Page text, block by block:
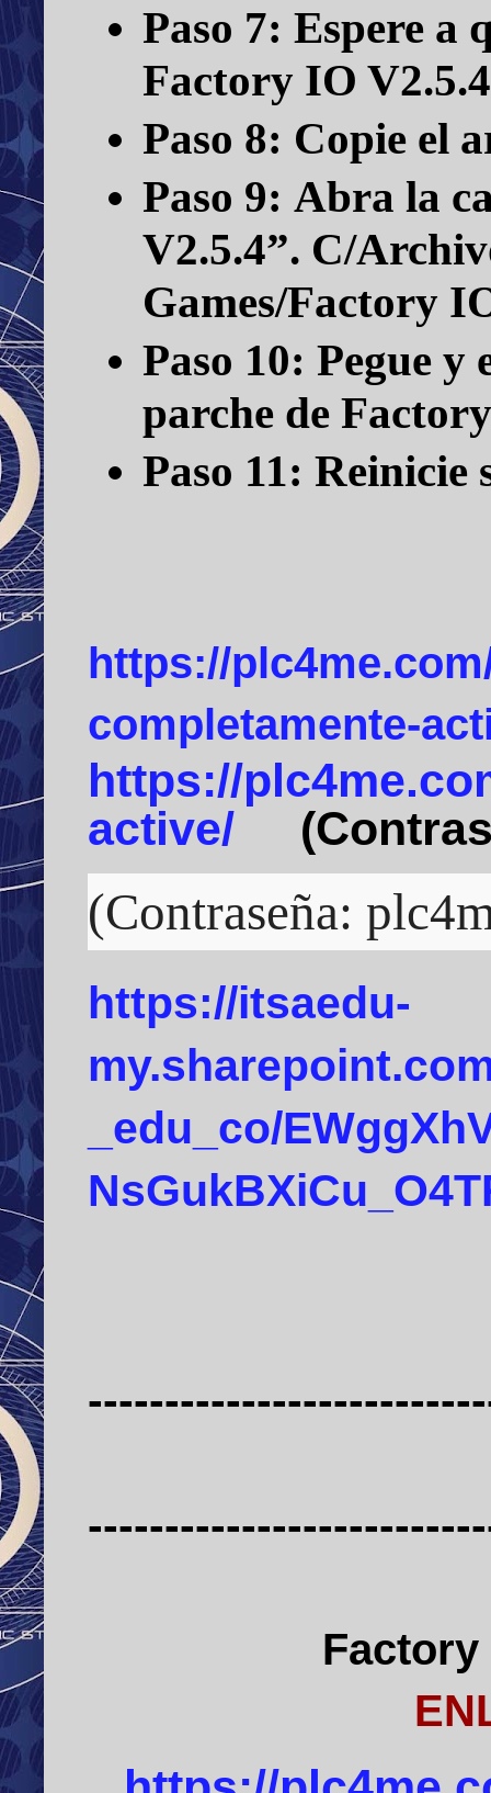
Paso 7: Espere a
Factory IO
Paso 8: Copie el
Paso 9: Abra la
V2.5.4”. C/
Games/Factory
Paso 10: Pegue y
parche de
Paso 11: Reinicie
https://
completamente-
https://
active/
(Contraseña:
https://itsaedu-
_edu_co/